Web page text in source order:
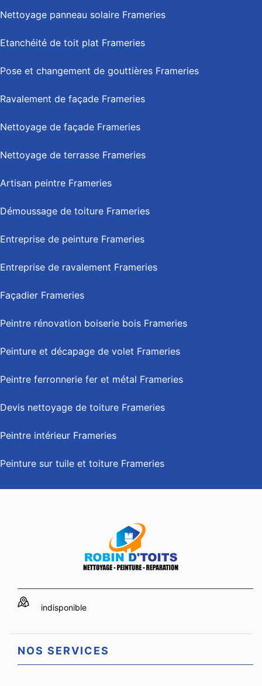
Nettoyage panneau solaire Frameries
Etanchéité de toit plat Frameries
Pose et changement de gouttières Frameries
Ravalement de façade Frameries
Nettoyage de façade Frameries
Nettoyage de terrasse Frameries
Artisan peintre Frameries
Démoussage de toiture Frameries
Entreprise de peinture Frameries
Entreprise de ravalement Frameries
Façadier Frameries
Peintre rénovation boiserie bois Frameries
Peinture et décapage de volet Frameries
Peintre ferronnerie fer et métal Frameries
Devis nettoyage de toiture Frameries
Peintre intérieur Frameries
Peinture sur tuile et toiture Frameries
indisponible
NOS SERVICES